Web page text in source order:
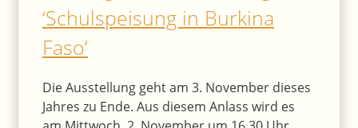
‘Schulspeisung in Burkina
Faso‘
Die Ausstellung geht am 3. November dieses
Jahres zu Ende. Aus diesem Anlass wird es